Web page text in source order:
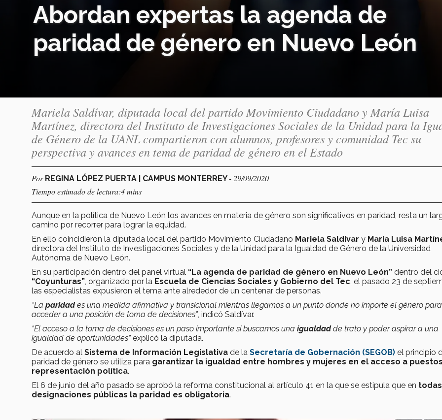
Abordan expertas la agenda de
paridad de género en Nuevo León
Mariela Saldívar, diputada local del partido Movimiento Ciudadano y María Luisa
Martínez, directora del Instituto de Investigaciones Sociales de la Unidad para la
de Género de la UANL compartieron con alumnos, profesores y comunidad Tec su
perspectiva y avances en tema de paridad de género en el Estado
Por REGINA LÓPEZ PUERTA | CAMPUS MONTERREY- 29/09/2020
Tiempo estimado de lectura:4 mins
Aunque en la política de Nuevo León los avances en materia de género son significativos en paridad, resta un
camino por recorrer para lograr la equidad.
En ello coincidieron la diputada local del partido Movimiento Ciudadano Mariela Saldívar y María Luisa
directora del Instituto de Investigaciones Sociales y de la Unidad para la Igualdad de Género de la Universidad
Autónoma de Nuevo León.
En su participación dentro del panel virtual “La agenda de paridad de género en Nuevo León” dentro del
“Coyunturas” , organizado por la Escuela de Ciencias Sociales y Gobierno del Tec , el pasado 23 de
las especialistas expusieron el tema ante alrededor de un centenar de personas.
“La paridades una medida afirmativa y transicional mientras llegamos a un punto donde no importe el género para
acceder a una posición de toma de decisiones”, indicó Saldívar.
“El acceso a la toma de decisiones es un paso importante si buscamos una igualdadde trato y poder aspirar a una
igualdad de oportunidades”explicó la diputada.
De acuerdo al Sistema de Información Legislativa de la Secretaría de Gobernación (SEGOB) el principio
paridad de género se utiliza para garantizar la igualdad entre hombres y mujeres en el acceso a
representación política.
El 6 de junio del año pasado se aprobó la reforma constitucional al artículo 41 en la que se estipula que en
designaciones públicas la paridad es obligatoria.